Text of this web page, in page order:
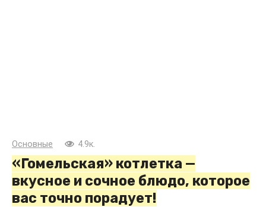
Основные 4.9к.
«Гомельская» котлетка —
вкусное и сочное блюдо, которое
вас точно порадует!